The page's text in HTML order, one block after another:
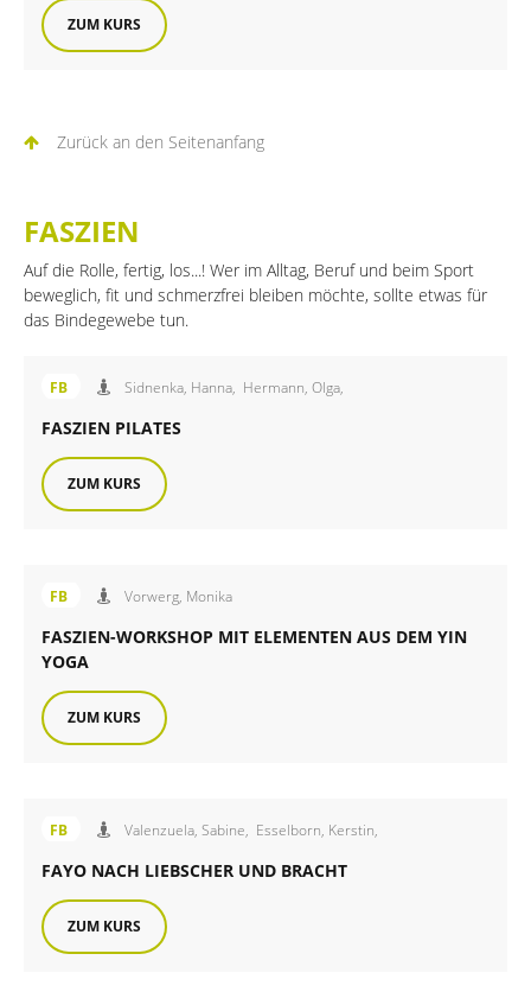
ZUM KURS
Zurück an den Seitenanfang
FASZIEN
Auf die Rolle, fertig, los...! Wer im Alltag, Beruf und beim Sport
beweglich, fit und schmerzfrei bleiben möchte, sollte etwas für
das Bindegewebe tun.
FBAngebot der FiB Familienbildung
Sidnenka, Hanna, Hermann, Olga,
FASZIEN PILATES
ZUM KURS
FBAngebot der FiB Familienbildung
Vorwerg, Monika
FASZIEN-WORKSHOP MIT ELEMENTEN AUS DEM YIN
YOGA
ZUM KURS
FBAngebot der FiB Familienbildung
Valenzuela, Sabine, Esselborn, Kerstin,
FAYO NACH LIEBSCHER UND BRACHT
ZUM KURS